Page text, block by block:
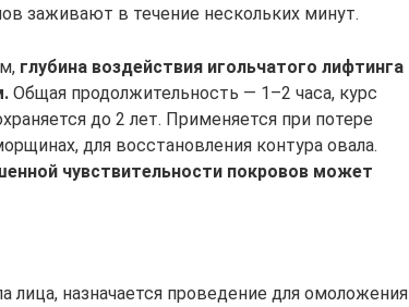
заживают в течение нескольких минут.
глубина воздействия игольчатого лифтинга
Общая продолжительность — 1–2 часа, курс
до 2 лет. Применяется при потере
для восстановления контура овала.
чувствительности покровов может
лица, назначается проведение для омоложения